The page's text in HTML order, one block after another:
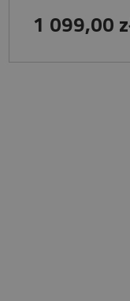
1 099,00